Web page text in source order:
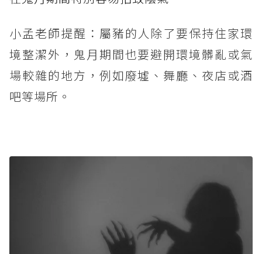
小孟老師提醒：屬豬的人除了要保持住家環
境整潔外，鬼月期間也要避開環境髒亂或氣
場較雜的地方，例如廢墟、舞廳、夜店或酒
吧等場所。